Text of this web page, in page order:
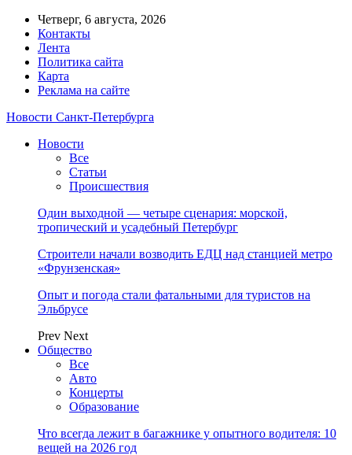
Четверг, 6 августа, 2026
Контакты
Лента
Политика сайта
Карта
Реклама на сайте
Новости Санкт-Петербурга
Новости
Все
Статьи
Происшествия
Один выходной — четыре сценария: морской,
тропический и усадебный Петербург
Строители начали возводить ЕДЦ над станцией метро
«Фрунзенская»
Опыт и погода стали фатальными для туристов на
Эльбрусе
Prev Next
Общество
Все
Авто
Концерты
Образование
Что всегда лежит в багажнике у опытного водителя: 10
вещей на 2026 год